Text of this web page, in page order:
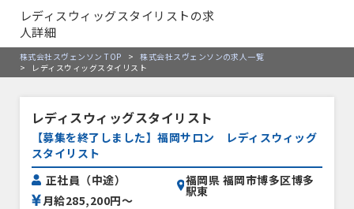
レディスウィッグスタイリストの求
人詳細
株式会社スヴェンソン TOP >
株式会社スヴェンソンの求人一覧
>
レディスウィッグスタイリスト
レディスウィッグスタイリスト
【募集を終了しました】福岡サロン レディスウィッグ
スタイリスト
正社員（中途）
月給285,200円〜
福岡県 福岡市博多区博多
駅東